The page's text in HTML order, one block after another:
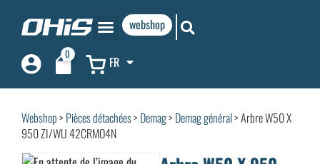
webshop
0 FR
Webshop> Pièces détachées> Demag> Demag général> Arbre W50 X
950 ZI/WU 42CRMO4N